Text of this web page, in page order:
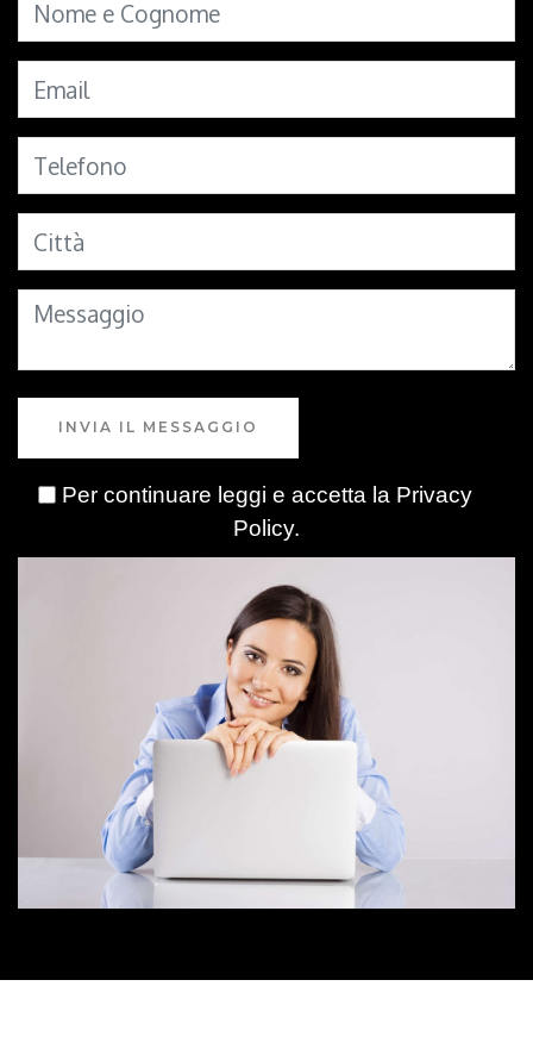
INVIA IL MESSAGGIO
Per continuare leggi e accetta la Privacy
Policy.